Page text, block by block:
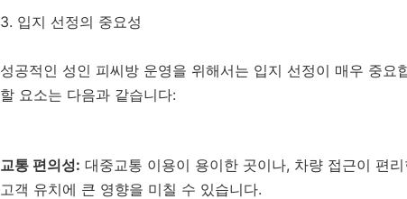
3. 입지 선정의 중요성
성공적인 성인 피씨방 운영을 위해서는 입지 선정이 매우 중
할 요소는 다음과 같습니다:
교통 편의성: 대중교통 이용이 용이한 곳이나, 차량 접근이 편
고객 유치에 큰 영향을 미칠 수 있습니다.